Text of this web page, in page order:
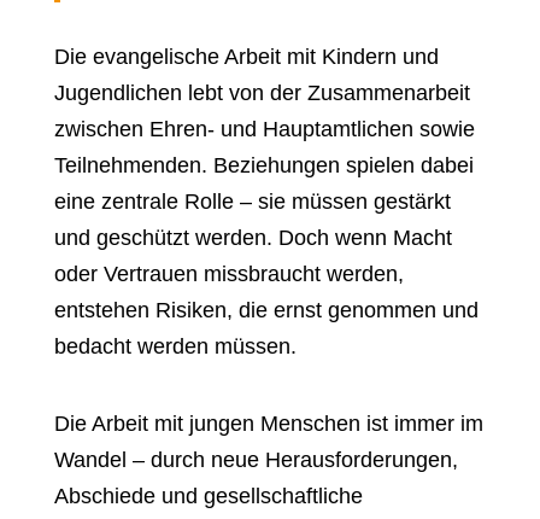
Die evangelische Arbeit mit Kindern und
Jugendlichen lebt von der Zusammenarbeit
zwischen Ehren- und Hauptamtlichen sowie
Teilnehmenden. Beziehungen spielen dabei
eine zentrale Rolle – sie müssen gestärkt
und geschützt werden. Doch wenn Macht
oder Vertrauen missbraucht werden,
entstehen Risiken, die ernst genommen und
bedacht werden müssen.
Die Arbeit mit jungen Menschen ist immer im
Wandel – durch neue Herausforderungen,
Abschiede und gesellschaftliche